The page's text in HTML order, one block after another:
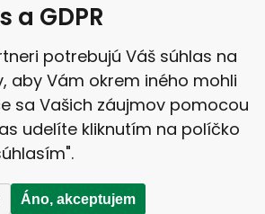
a GDPR
potrebujú Váš súhlas na
aby Vám okrem iného mohli
sa Vašich záujmov pomocou
udelíte kliknutím na políčko
Áno, akceptujem